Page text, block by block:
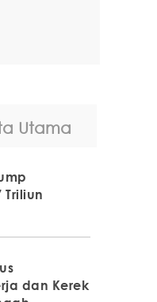
Utama
Triliun
dan Kerek